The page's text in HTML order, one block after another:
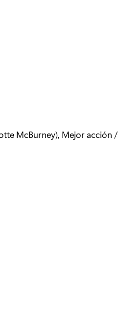
McBurney), Mejor acción /